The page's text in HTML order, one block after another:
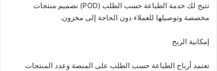
تتيح لك خدمة الطباعة حسب الطلب (POD) تصميم منتجات
مخصصة وتوصيلها للعملاء دون الحاجة إلى مخزون.
إمكانية الربح
تعتمد أرباح الطباعة حسب الطلب على المنصة وعدد المنتجات